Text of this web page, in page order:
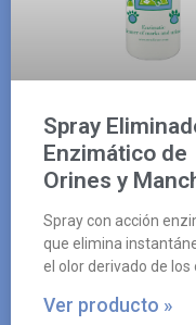
Spray
Enzimático de
Orines y
Spray con acción
que elimina
el olor derivado de los
Ver producto »